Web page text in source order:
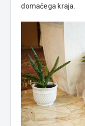
domačega kraja.